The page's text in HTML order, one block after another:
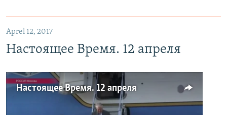
Aprel 12, 2017
Настоящее Время. 12 апреля
Настоящее Время. 12 апреля